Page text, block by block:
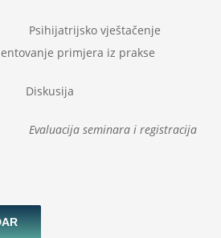
vještačenje
primjera iz prakse
seminara i registracija